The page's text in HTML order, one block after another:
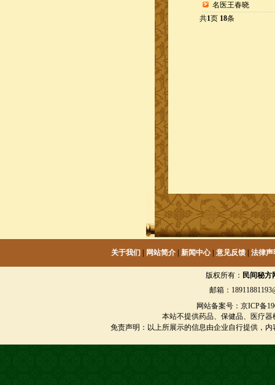
名医王春晓
共1页 18条
关于我们 网站简介 新闻中心| 意见反馈 法律声
版权所有： 民间秘方
邮箱：
网站备案号：京ICP备
本站不提供药品、保健品、医疗
免责声明：以上所展示的信息由企业自行提供，